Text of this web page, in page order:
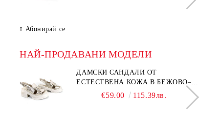
Абонирай се
НАЙ-ПРОДАВАНИ МОДЕЛИ
ДАМСКИ САНДАЛИ ОТ
ЕСТЕСТВЕНА КОЖА В БЕЖОВО–
МОДЕЛ NOVA.
€59.00 115.39лв.